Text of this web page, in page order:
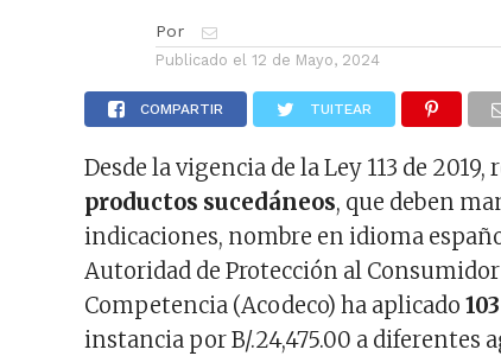
Por
Publicado el 12 de Mayo, 2024
COMPARTIR TUITEAR
Desde la vigencia de la Ley 113 de
productos sucedáneos, que deben
indicaciones, nombre en idioma
Autoridad de Protección al Consumidor
Competencia (Acodeco) ha aplicado
instancia por B/.24,475.00 a diferentes